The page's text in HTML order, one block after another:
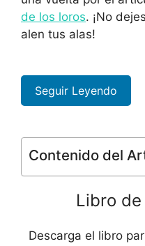
de los loros. ¡No
alen tus alas!
Seguir Leyendo
Contenido del
Libro
Descarga el libro